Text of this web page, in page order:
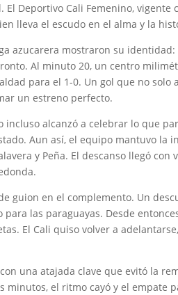
Deportivo Cali Femenino, vigente
lleva el escudo en el alma y la
azucarera mostraron su
Al minuto 20, un centro
para el 1-0. Un gol que no solo
un estreno perfecto.
alcanzó a celebrar lo que
Aun así, el equipo mantuvo la
y Peña. El descanso llegó con
guion en el complemento. Un
las paraguayas. Desde
El Cali quiso volver a
una atajada clave que evitó la
el ritmo cayó y el empate